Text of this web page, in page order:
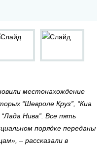
местонахождение
“Шевроле Круз”, “Киа
Нива”. Все пять
порядке переданы
– рассказали в